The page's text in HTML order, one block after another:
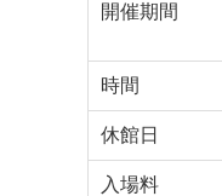
開催期間
時間
休館日
入場料